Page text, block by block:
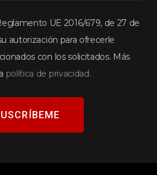
UE 2016/679, de 27 de
autorización para ofrecerle
con los solicitados. Más
política de privacidad.